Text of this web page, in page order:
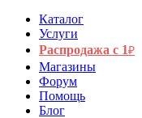
Каталог
Услуги
Распродажа с 1₽
Магазины
Форум
Помощь
Блог